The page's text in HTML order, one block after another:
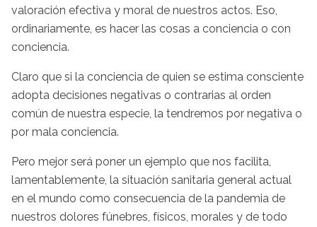
valoración efectiva y moral de nuestros actos. Eso,
ordinariamente, es hacer las cosas a conciencia o con
conciencia.
Claro que si la conciencia de quien se estima consciente
adopta decisiones negativas o contrarias al orden
común de nuestra especie, la tendremos por negativa o
por mala conciencia.
Pero mejor será poner un ejemplo que nos facilita,
lamentablemente, la situación sanitaria general actual
en el mundo como consecuencia de la pandemia de
nuestros dolores fúnebres, físicos, morales y de todo